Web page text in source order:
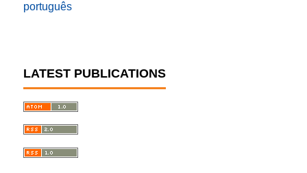
português
LATEST PUBLICATIONS